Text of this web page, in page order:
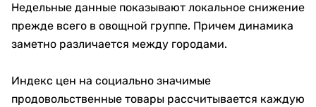
Недельные данные показывают локальное снижение
прежде всего в овощной группе. Причем динамика
заметно различается между городами.
Индекс цен на социально значимые
продовольственные товары рассчитывается каждую